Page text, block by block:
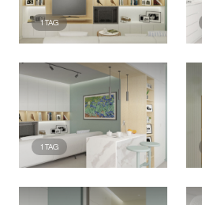
1TAG
1 TAG